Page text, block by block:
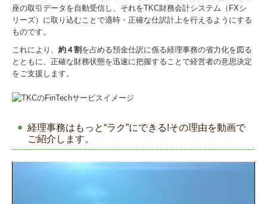
人事・労務相談
債権回収
訴訟対応
相続・遺言問題
座の取引データを自動受信し、それをTKC財務会計システム（FXシ
リーズ）に取り込むことで適時・正確な仕訳計上を行えるようにする
ものです。
これにより、 約４割 を占める預金仕訳に係る経理事務の省力化を図る
とともに、正確な財務状態を迅速に把握することで経営者の意思決定
をご支援します。
経理事務はもっと“ラク”にできる!その理由を動画で
ご紹介します。